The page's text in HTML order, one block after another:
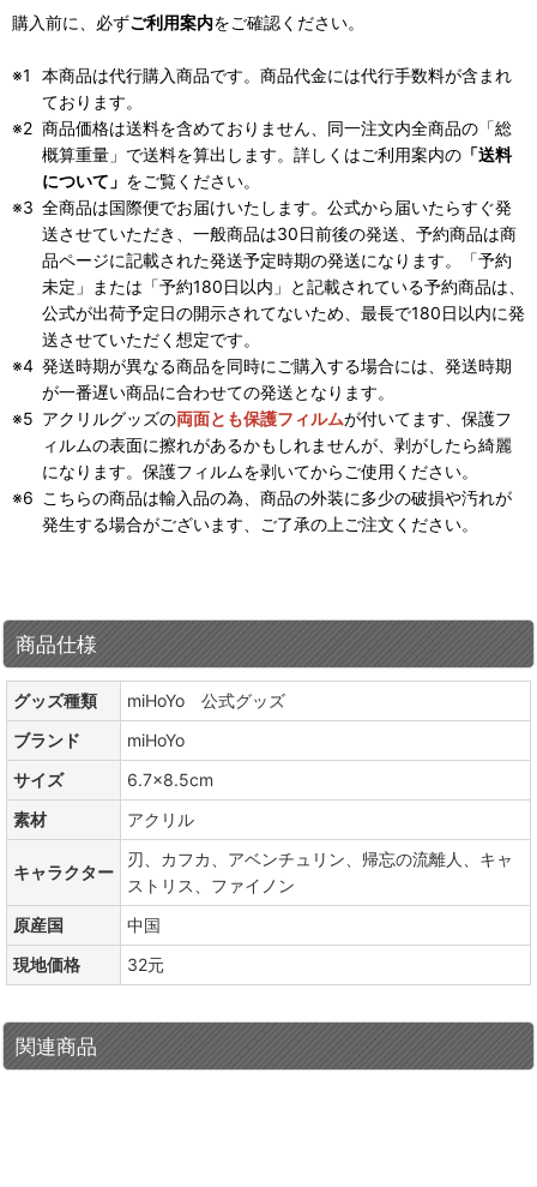
購入前に、必ずご利用案内をご確認ください。
本商品は代行購入商品です。商品代金には代行手数料が含まれ
ております。
商品価格は送料を含めておりません、同一注文内全商品の「総
概算重量」で送料を算出します。詳しくはご利用案内の 「送料
について」 をご覧ください。
全商品は国際便でお届けいたします。公式から届いたらすぐ発
送させていただき、一般商品は30日前後の発送、予約商品は商
品ページに記載された発送予定時期の発送になります。「予約
未定」または「予約180日以内」と記載されている予約商品は、
公式が出荷予定日の開示されてないため、最長で180日以内に発
送させていただく想定です。
発送時期が異なる商品を同時にご購入する場合には、発送時期
が一番遅い商品に合わせての発送となります。
アクリルグッズの両面とも保護フィルムが付いてます、保護フ
ィルムの表面に擦れがあるかもしれませんが、剥がしたら綺麗
になります。保護フィルムを剥いてからご使用ください。
こちらの商品は輸入品の為、商品の外装に多少の破損や汚れが
発生する場合がございます、ご了承の上ご注文ください。
商品仕様
グッズ種類
miHoYo 公式グッズ
ブランド
miHoYo
サイズ
6.7×8.5cm
素材
アクリル
キャラクター
刃、カフカ、アベンチュリン、帰忘の流離人、キャ
ストリス、ファイノン
原産国
中国
現地価格
32元
関連商品